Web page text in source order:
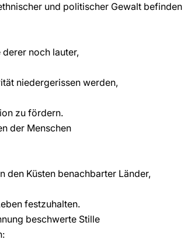
und politischer Gewalt befinden
noch lauter,
niedergerissen werden,
zu fördern.
der Menschen
den Küsten benachbarter Länder,
festzuhalten.
beschwerte Stille